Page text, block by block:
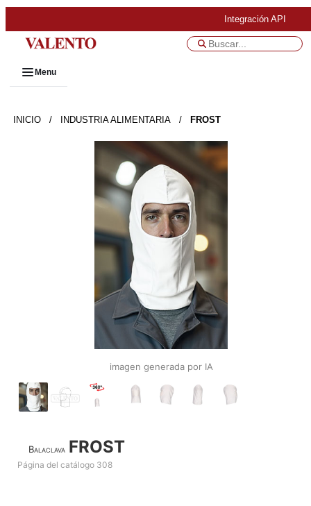
Integración API
Menu
INICIO / INDUSTRIA ALIMENTARIA / FROST
imagen generada por IA
Balaclava FROST
Página del catálogo 308